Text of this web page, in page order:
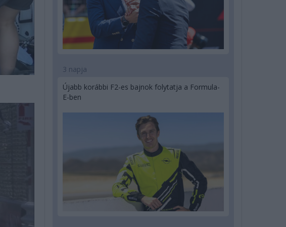
3 napja
Újabb korábbi F2-es bajnok folytatja a Formula-
E-ben